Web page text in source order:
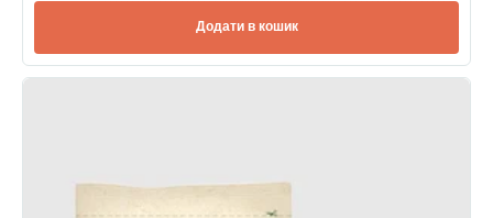
Додати в кошик